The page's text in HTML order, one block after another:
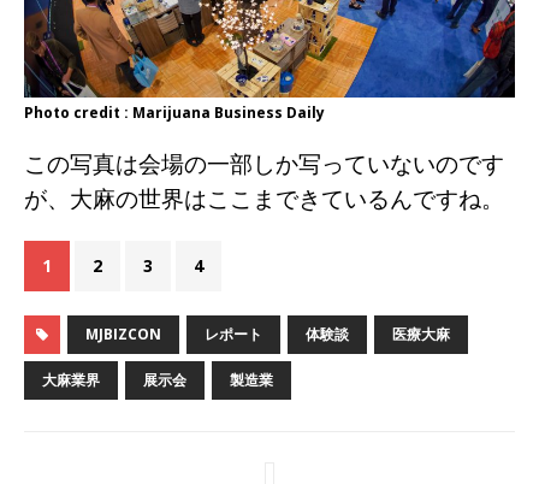
Photo credit : Marijuana Business Daily
この写真は会場の一部しか写っていないのです
が、大麻の世界はここまできているんですね。
1 2 3 4
MJBIZCON レポート 体験談 医療大麻
大麻業界 展示会 製造業